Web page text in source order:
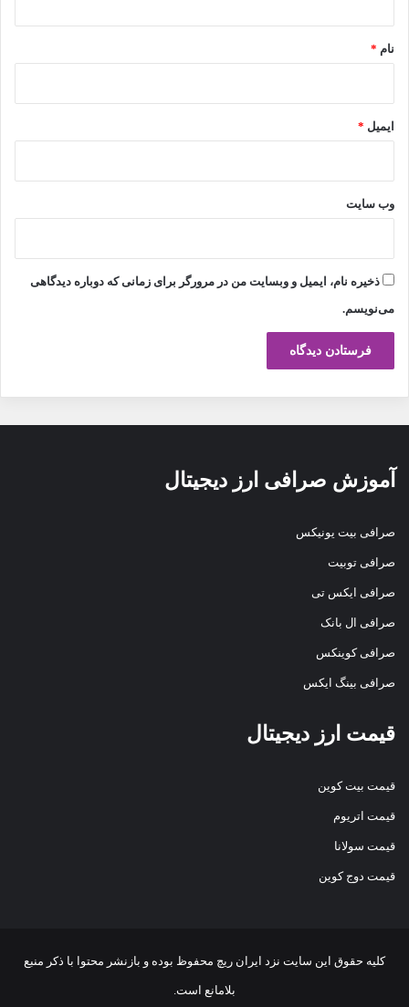
نام *
ایمیل *
وب‌ سایت
ذخیره نام، ایمیل و وبسایت من در مرورگر برای زمانی که دوباره دیدگاهی
می‌نویسم.
آموزش صرافی ارز دیجیتال
صرافی بیت یونیکس
صرافی توبیت
صرافی ایکس تی
صرافی ال بانک
صرافی کوینکس
صرافی بینگ ایکس
قیمت ارز دیجیتال
قیمت بیت کوین
قیمت اتریوم
قیمت سولانا
قیمت دوج کوین
کلیه حقوق این سایت نزد ایران ریچ محفوظ بوده و بازنشر محتوا با ذکر منبع
بلامانع است.